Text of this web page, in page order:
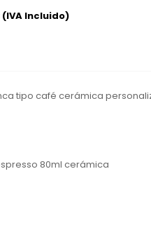
(IVA Incluido)
80ml cerámica